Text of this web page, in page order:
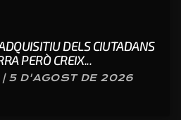
DELS CIUTADANS
PERÒ CREIX...
| 5 D'AGOST DE 2026